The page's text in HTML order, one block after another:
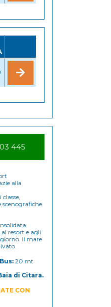
445
alla
scenografiche
resort e agli
Il mare
20 mt
di Citara.
CON